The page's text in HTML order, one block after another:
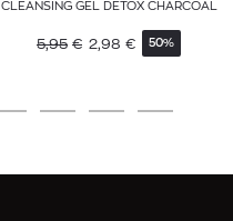
CLEANSING GEL DETOX CHARCOAL
5,95 € 2,98 € 50%